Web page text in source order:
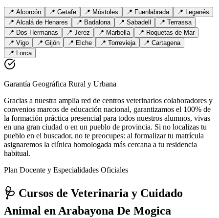
📍 Alcorcón 📍 Getafe 📍 Móstoles 📍 Fuenlabrada 📍 Leganés
📍 Alcalá de Henares 📍 Badalona 📍 Sabadell 📍 Terrassa
📍 Dos Hermanas 📍 Jerez 📍 Marbella 📍 Roquetas de Mar
📍 Vigo 📍 Gijón 📍 Elche 📍 Torrevieja 📍 Cartagena
📍 Lorca
Garantía Geográfica Rural y Urbana
Gracias a nuestra amplia red de centros veterinarios colaboradores y
convenios marcos de educación nacional, garantizamos el 100% de
la formación práctica presencial para todos nuestros alumnos, vivas
en una gran ciudad o en un pueblo de provincia. Si no localizas tu
pueblo en el buscador, no te preocupes: al formalizar tu matrícula
asignaremos la clínica homologada más cercana a tu residencia
habitual.
Plan Docente y Especialidades Oficiales
🩺 Cursos de Veterinaria y Cuidado
Animal en Arabayona De Mogica